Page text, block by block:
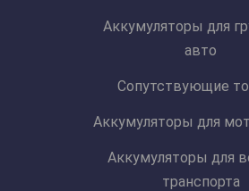
Аккумуляторы для
авто
Сопутствующие
Аккумуляторы для
Аккумуляторы для
транспорта